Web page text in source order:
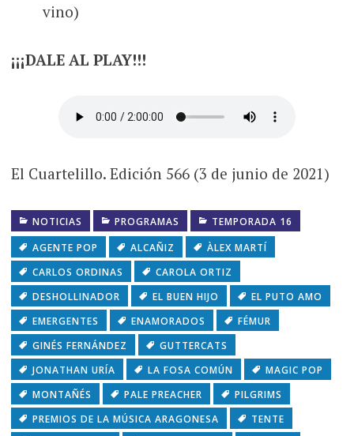
vino)
¡¡¡DALE AL PLAY!!!
El Cuartelillo. Edición 566 (3 de junio de 2021)
NOTICIAS PROGRAMAS
TEMPORADA 16
AGENTE POP
ALCAÑIZ
ÀLEX MARTÍ
CARLOS ORDINAS
CAROLA ORTIZ
DESHOLLINADOR
EL BUEN HIJO
EL PUTO AMO
EMERGENTES
ENAMORADOS
FÉMUR
GINÉS FERNÁNDEZ
GUTTERCATS
JONATHAN URÍA
LA FOSA COMÚN
MAGIC POP
MONTAÑÉS
PALE PREACHER
PILGRIMS
PREMIOS DE LA MÚSICA ARAGONESA
TENTE